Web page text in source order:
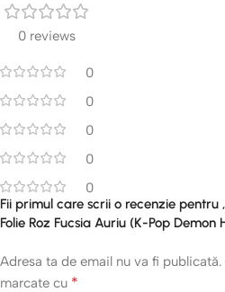
0 reviews
0
0
0
0
0
Fii primul care scrii o recenzie pentru
Folie Roz Fucsia Auriu (K-Pop Demon
Adresa ta de email nu va fi publicată.
marcate cu *